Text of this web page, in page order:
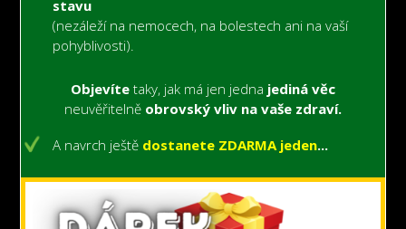
stavu
(nezáleží na nemocech, na bolestech ani na vaší
pohyblivosti).
Objevíte taky, jak má jen jedna jediná věc
neuvěřitelně obrovský vliv na vaše zdraví.
A navrch ještě dostanete ZDARMA jeden...